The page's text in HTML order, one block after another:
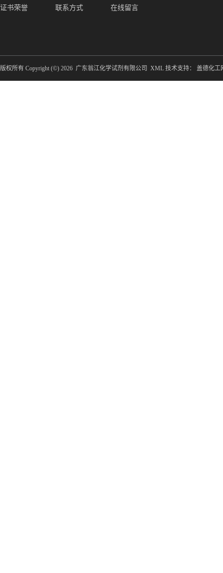
证书荣誉 联系方式 在线留言
版权所有 Copyright (©) 2026 广东翁江化学试剂有限公司 XML 技术支持： 盖德化工